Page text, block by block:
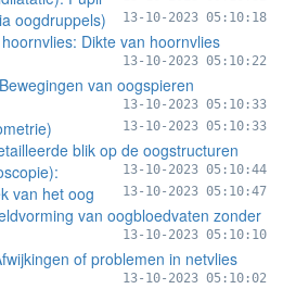
oogdruppels)
13-10-2023 05:10:18
Dikte van hoornvlies
13-10-2023 05:10:22
van oogspieren
13-10-2023 05:10:33
13-10-2023 05:10:33
blik op de oogstructuren
13-10-2023 05:10:44
van het oog
13-10-2023 05:10:47
van oogbloedvaten zonder
13-10-2023 05:10:10
of problemen in netvlies
13-10-2023 05:10:02